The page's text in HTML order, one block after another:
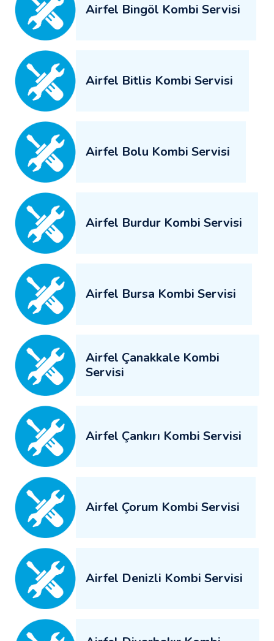
Airfel Bingöl Kombi Servisi
Airfel Bitlis Kombi Servisi
Airfel Bolu Kombi Servisi
Airfel Burdur Kombi Servisi
Airfel Bursa Kombi Servisi
Airfel Çanakkale Kombi
Servisi
Airfel Çankırı Kombi Servisi
Airfel Çorum Kombi Servisi
Airfel Denizli Kombi Servisi